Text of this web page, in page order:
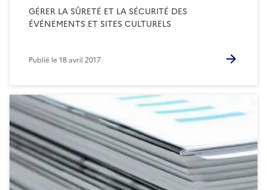
GÉRER LA SÛRETÉ ET LA SÉCURITÉ DES
ÉVÉNEMENTS ET SITES CULTURELS
Publié le18 avril 2017